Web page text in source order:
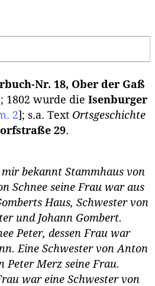
Nr. 18, Ober der Gaß
; 1802 wurde die Isenburger
2] ; s.a. Text Ortsgeschichte
29.
mir bekannt Stammhaus von
Schnee seine Frau war aus
Haus, Schwester von
und Johann Gombert.
Peter, dessen Frau war
Eine Schwester von Anton
Peter Merz seine Frau.
war eine Schwester von